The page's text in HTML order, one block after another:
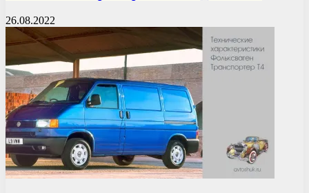
26.08.2022